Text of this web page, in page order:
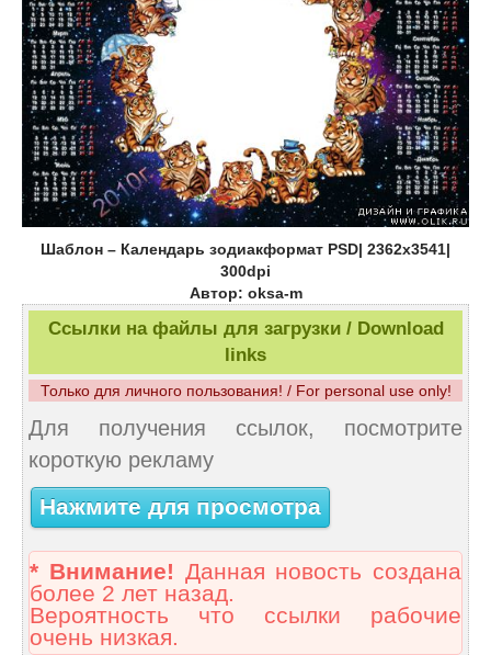
Шаблон – Календарь зодиакформат PSD| 2362х3541|
300dpi
Автор: oksa-m
Ссылки на файлы для загрузки / Download
links
Только для личного пользования! / For personal use only!
Для получения ссылок, посмотрите
короткую рекламу
Нажмите для просмотра
* Внимание! Данная новость создана
более 2 лет назад.
Вероятность что ссылки рабочие
очень низкая.